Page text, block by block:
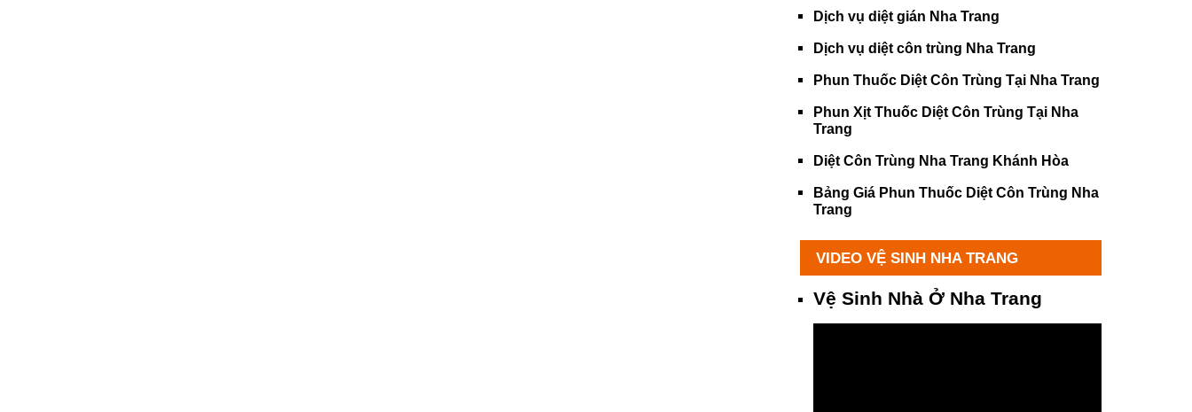
Dịch vụ diệt gián Nha Trang
Dịch vụ diệt côn trùng Nha Trang
Phun Thuốc Diệt Côn Trùng Tại Nha Trang
Phun Xịt Thuốc Diệt Côn Trùng Tại Nha
Trang
Diệt Côn Trùng Nha Trang Khánh Hòa
Bảng Giá Phun Thuốc Diệt Côn Trùng Nha
Trang
VIDEO VỆ SINH NHA TRANG
Vệ Sinh Nhà Ở Nha Trang